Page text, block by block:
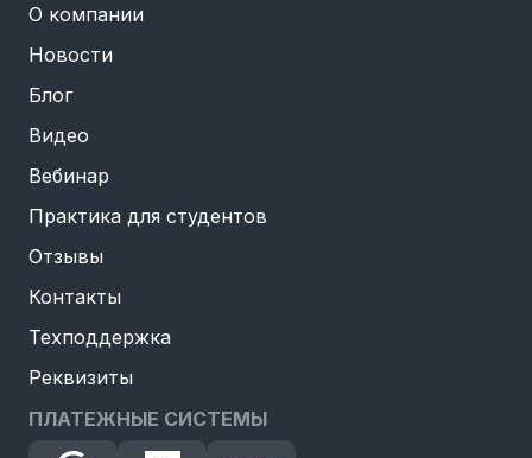
О компании
Новости
Блог
Видео
Вебинар
Практика для студентов
Отзывы
Контакты
Техподдержка
Реквизиты
ПЛАТЕЖНЫЕ СИСТЕМЫ